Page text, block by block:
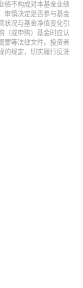
绩不构成对本基金业绩
审慎决定是否参与基金
状况与基金净值变化引
（或申购）基金时应认
要等法律文件。投资者
的规定，切实履行反洗